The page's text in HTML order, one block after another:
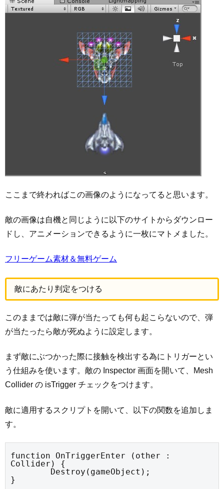
ここまで終わればこの画像のようになってると思います。
敵の画像は自機と同じように以下のサイトからダウンロー
ドし、アニメーションできるように一枚にマトメました。
フリーゲーム素材＆無料ゲーム
敵にあたり判定をつける
このままでは敵に弾が当たっても何も起こらないので、弾
が当たったら敵が死ぬように設定します。
まず敵にぶつかった際に接触を検出する為にトリガーとい
う仕組みを使います。敵の Inspector 画面を開いて、Mesh
Collider の isTrigger チェックをつけます。
敵に適用するスクリプトを開いて、以下の関数を追加しま
す。
function OnTriggerEnter (other :
Collider) {
}